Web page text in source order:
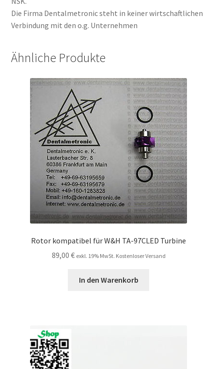
Die Firma Dentalmetronic steht in keiner wirtschaftlichen
Verbindung mit den o.g. Unternehmen
Ähnliche Produkte
Rotor kompatibel für W&H TA-97CLED Turbine
89,00 € exkl. 19% MwSt. Kostenloser Versand
In den Warenkorb